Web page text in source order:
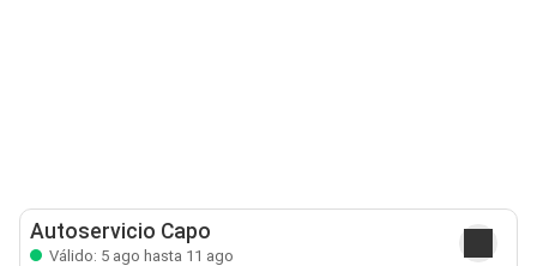
Autoservicio Capo
Válido: 5 ago hasta 11 ago